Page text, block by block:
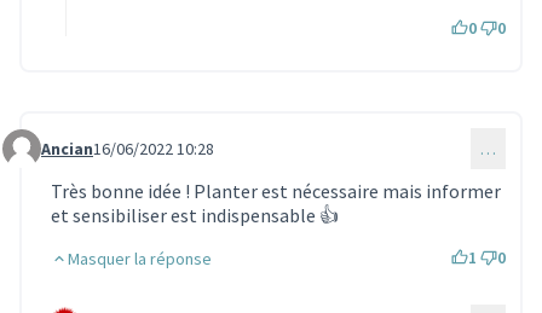
0 0
Commentaire 1788
Ancian16/06/2022 10:28 …
Très bonne idée ! Planter est nécessaire mais informer
et sensibiliser est indispensable 👍
Masquer la réponse 1 0